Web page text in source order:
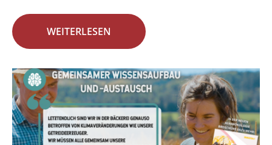
WEITERLESEN